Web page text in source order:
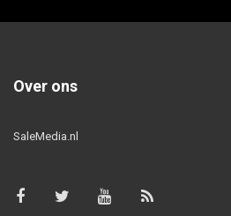
Over ons
SaleMedia.nl